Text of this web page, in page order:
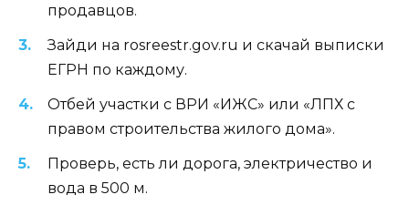
продавцов.
Зайди на rosreestr.gov.ru и скачай выписки
ЕГРН по каждому.
Отбей участки с ВРИ «ИЖС» или «ЛПХ с
правом строительства жилого дома».
Проверь, есть ли дорога, электричество и
вода в 500 м.